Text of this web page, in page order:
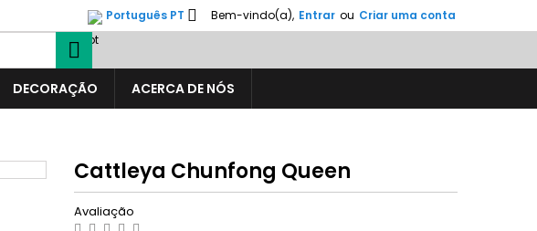
Bem-vindo(a), Entrar ou Criar uma conta
Português PT 

DECORAÇÃO ACERCA DE NÓS
Cattleya Chunfong Queen
Avaliação